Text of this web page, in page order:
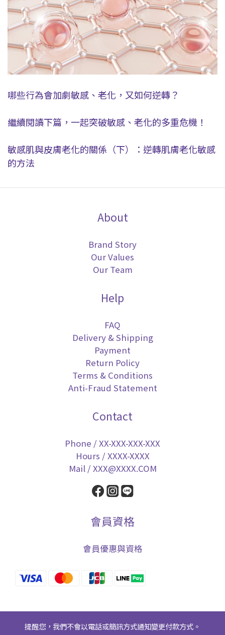
哪些行為會加劇敏感、老化，又如何逆轉？
繼續閱讀下篇，一起突破敏感、老化的多重危機！
敏感肌與皮膚老化的關係（下）：逆轉肌膚老化敏感
的方法
About
Brand Story
Our Values
Our Team
Help
FAQ
Delivery & Shipping
Payment
Return Policy
Terms & Conditions
Anti-Fraud Statement
Contact
Phone / XX-XXX-XXX-XXX
Hours / XXXX-XXXX
Mail / XXX@XXXX.COM
會員資格
會員優惠與資格
提醒您，我們不會以電話或簡訊方式通知變更付款方式。